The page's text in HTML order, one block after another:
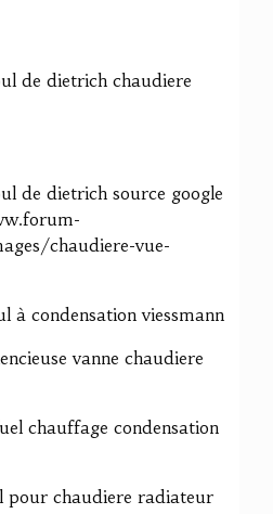
de dietrich chaudiere
de dietrich source google
chaudiere-vue-
à condensation viessmann
vanne chaudiere
chauffage condensation
pour chaudiere radiateur